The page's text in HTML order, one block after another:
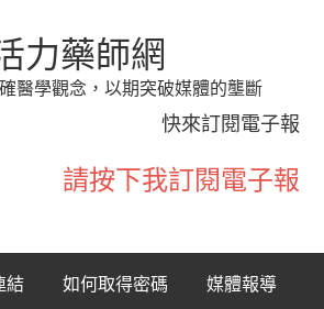
力藥師網
醫學觀念，以期突破媒體的壟斷
快來訂閱電子報
請按下我訂閱電子報
結 如何取得密碼 媒體報導